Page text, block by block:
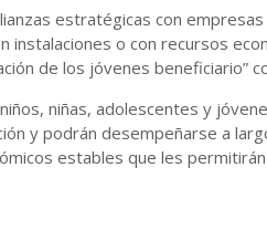
estratégicas con
instalaciones o con recursos
de los jóvenes beneficiario”
niñas, adolescentes y
y podrán desempeñarse a
estables que les